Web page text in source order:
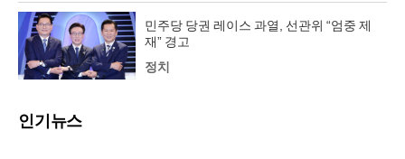
민주당 당권 레이스 과열, 선관위 “엄중 제
재” 경고
정치
인기뉴스